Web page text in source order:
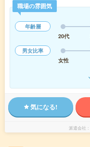
職場の雰囲気
年齢層
20代
男女比率
女性
気になる!
派遣会社